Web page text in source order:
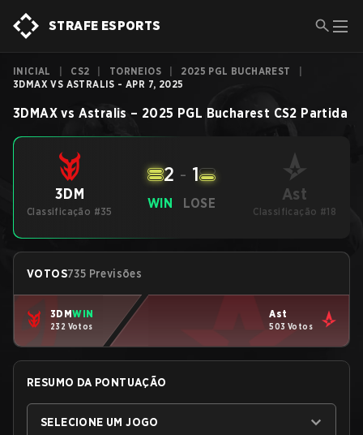
STRAFE ESPORTS
INICIAL CS2 TORNEIOS 2025 PGL BUCHAREST
3DMAX VS ASTRALIS - APR 7, 2025
3DMAX vs Astralis – 2025 PGL Bucharest CS2 Partida
3DM
Classificação #35
WIN
2 - 1
LOSE Ast
Classificação #18
VOTOS735 Previsões
3DMWIN
232 Votos
Ast
503 Votos
RESUMO DA PONTUAÇÃO
SELECIONE UM JOGO